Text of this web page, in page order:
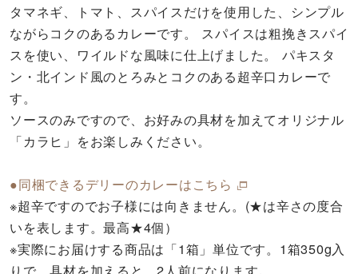
タマネギ、トマト、スパイスだけを使用した、シンプル
ながらコクのあるカレーです。 スパイスは粗挽きスパイ
スを使い、ワイルドな風味に仕上げました。 パキスタ
ン・北インド風のとろみとコクのある超辛口カレーで
す。
ソースのみですので、お好みの具材を加えてオリジナル
「カラヒ」をお楽しみください。
●同梱できるデリーのカレーはこちら
※超辛ですのでお子様には向きません。(★は辛さの度合
いを表します。最高★4個）
※実際にお届けする商品は「1箱」単位です。1箱350g入
りで、具材を加えると、2人前になります。